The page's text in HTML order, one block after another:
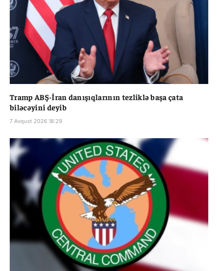
Tramp ABŞ-İran danışıqlarının tezliklə başa çata
biləcəyini deyib
7 Avqust 2026 18:29